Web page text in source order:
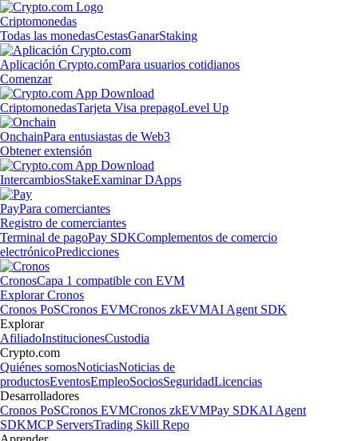
Criptomonedas
Todas las monedasCestasGanarStaking
Aplicación Crypto.comPara usuarios cotidianos
Comenzar
CriptomonedasTarjeta Visa prepagoLevel Up
OnchainPara entusiastas de Web3
Obtener extensión
IntercambiosStakeExaminar DApps
PayPara comerciantes
Registro de comerciantes
Terminal de pagoPay SDKComplementos de comercio
electrónicoPredicciones
CronosCapa 1 compatible con EVM
Explorar Cronos
Cronos PoSCronos EVMCronos zkEVMAI Agent SDK
Explorar
AfiliadoInstitucionesCustodia
Crypto.com
Quiénes somosNoticiasNoticias de
productosEventosEmpleoSociosSeguridadLicencias
Desarrolladores
Cronos PoSCronos EVMCronos zkEVMPay SDKAI Agent
SDKMCP ServersTrading Skill Repo